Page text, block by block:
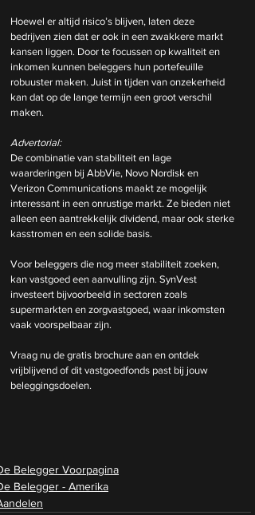
Hoewel er altijd risico’s blijven, laten deze
bedrijven zien dat er ook in een zwakkere markt
kansen liggen. Door te focussen op kwaliteit en
inkomen kunnen beleggers hun portefeuille
robuuster maken. Juist in tijden van onzekerheid
kan dat op de lange termijn een groot verschil
maken.
Advertorial:
De combinatie van stabiliteit en lage
waarderingen bij AbbVie, Novo Nordisk en
Verizon Communications maakt ze mogelijk
interessant in een onrustige markt. Ze bieden niet
alleen een aantrekkelijk dividend, maar ook sterke
kasstromen en een solide basis.
Voor beleggers die nog meer stabiliteit zoeken,
kan vastgoed een aanvulling zijn. SynVest
investeert bijvoorbeeld in sectoren zoals
supermarkten en zorgvastgoed, waar inkomsten
vaak voorspelbaar zijn.
Vraag nu de gratis brochure aan en ontdek
vrijblijvend of dit vastgoedfonds past bij jouw
beleggingsdoelen.
Belegger Voorpagina
Belegger - Amerika